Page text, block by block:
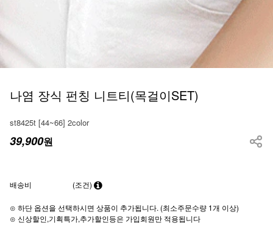
나염 장식 펀칭 니트티(목걸이SET)
st8425t [44~66] 2color
39,900원
배송비 (조건)
⊙ 하단 옵션을 선택하시면 상품이 추가됩니다. (최소주문수량 1개 이상)
⊙ 신상할인,기획특가,추가할인등은 가입회원만 적용됩니다